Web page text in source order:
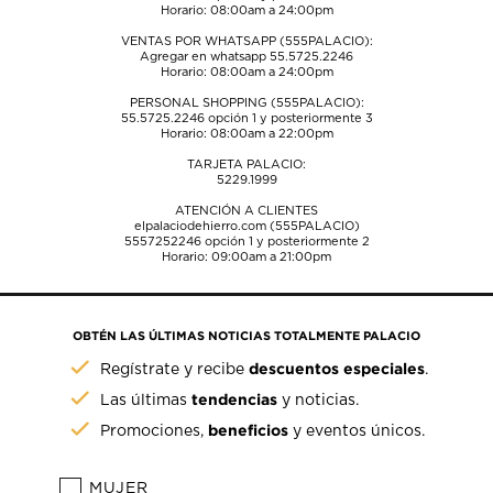
Horario: 08:00am a 24:00pm
VENTAS POR WHATSAPP (555PALACIO):
Agregar en whatsapp 55.5725.2246
Horario: 08:00am a 24:00pm
PERSONAL SHOPPING (555PALACIO):
55.5725.2246opción 1 y posteriormente 3
Horario: 08:00am a 22:00pm
TARJETA PALACIO:
5229.1999
ATENCIÓN A CLIENTES
elpalaciodehierro.com (555PALACIO)
5557252246opción 1 y posteriormente 2
Horario: 09:00am a 21:00pm
OBTÉN LAS ÚLTIMAS NOTICIAS TOTALMENTE PALACIO
Regístrate y recibedescuentos especiales.
Las últimastendencias y noticias.
Promociones, beneficios y eventos únicos.
MUJER